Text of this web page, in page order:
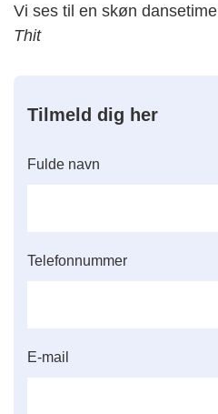
Vi ses til en skøn dansetime
Thit
Tilmeld dig her
Fulde navn
Telefonnummer
E-mail